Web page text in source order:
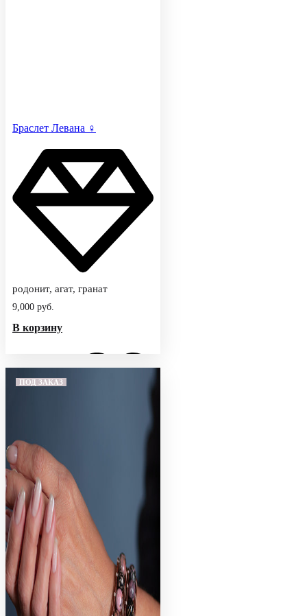
Браслет Левана ♀
родонит, агат, гранат
9,000 руб.
В корзину
Добавить в избранное
ПОД ЗАКАЗ